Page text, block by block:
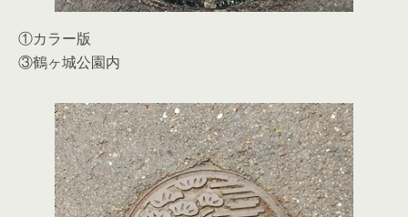
①カラー版
③鶴ヶ城公園内